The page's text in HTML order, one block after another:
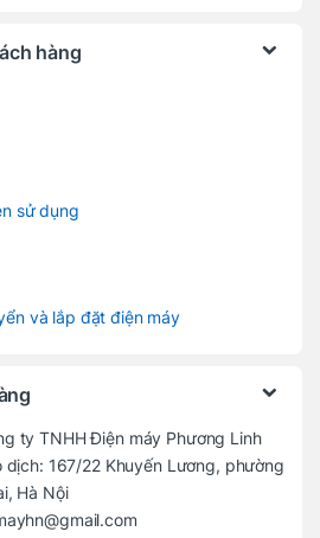
hàng
sử dụng
và lắp đặt điện máy
ty TNHH Điện máy Phương Linh
167/22 Khuyến Lương, phường
Hà Nội